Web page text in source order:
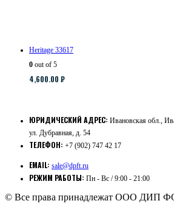
Heritage 33617
0 out of 5
4,600.00 ₽
ЮРИДИЧЕСКИЙ АДРЕС: Ивановская обл.,
ул. Дубравная, д. 54
ТЕЛЕФОН: +7 (902) 747 42 17
EMAIL: sale@dpft.ru
РЕЖИМ РАБОТЫ: Пн - Вс / 9:00 - 21:00
© Все права принадлежат ООО ДИП